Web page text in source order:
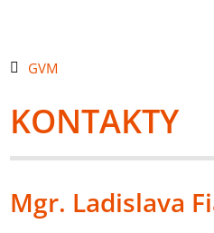
GVM
KONTAKTY
Mgr. Ladislava